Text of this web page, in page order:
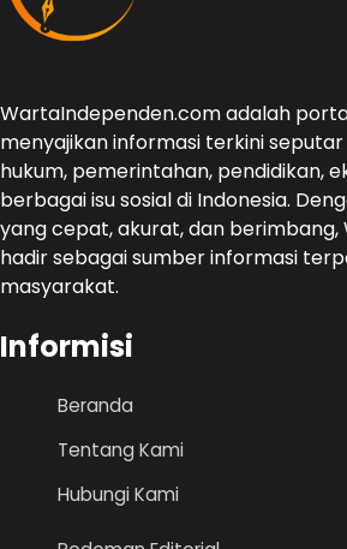
WartaIndependen.com adalah
menyajikan informasi terkini
hukum, pemerintahan, pendidikan,
berbagai isu sosial di Indonesia.
yang cepat, akurat, dan
hadir sebagai sumber informasi
masyarakat.
Informisi
Beranda
Tentang Kami
Hubungi Kami